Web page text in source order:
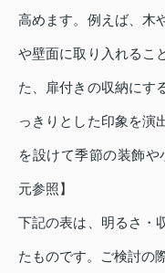
高めます。例えば、木
や壁面に取り入れるこ
た、扉付きの収納にす
っきりとした印象を演
を設けて季節の装飾
元参照】
下記の表は、明るさ・
たものです。ご検討の